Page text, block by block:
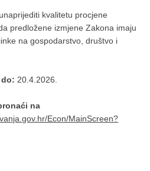
kvalitetu procjene
predložene izmjene Zakona imaju
na gospodarstvo, društvo i
20.4.2026.
na
Econ/MainScreen?